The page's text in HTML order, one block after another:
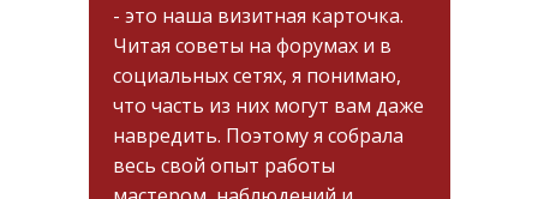
- это наша визитная карточка.
Читая советы на форумах и в
социальных сетях, я понимаю,
что часть из них могут вам даже
навредить. Поэтому я собрала
весь свой опыт работы